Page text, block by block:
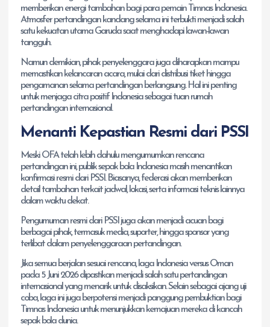
memberikan energi tambahan bagi para pemain Timnas Indonesia.
Atmosfer pertandingan kandang selama ini terbukti menjadi salah
satu kekuatan utama Garuda saat menghadapi lawan-lawan
tangguh.
Namun demikian, pihak penyelenggara juga diharapkan mampu
memastikan kelancaran acara, mulai dari distribusi tiket hingga
pengamanan selama pertandingan berlangsung. Hal ini penting
untuk menjaga citra positif Indonesia sebagai tuan rumah
pertandingan internasional.
Menanti Kepastian Resmi dari PSSI
Meski OFA telah lebih dahulu mengumumkan rencana
pertandingan ini, publik sepak bola Indonesia masih menantikan
konfirmasi resmi dari PSSI. Biasanya, federasi akan memberikan
detail tambahan terkait jadwal, lokasi, serta informasi teknis lainnya
dalam waktu dekat.
Pengumuman resmi dari PSSI juga akan menjadi acuan bagi
berbagai pihak, termasuk media, suporter, hingga sponsor yang
terlibat dalam penyelenggaraan pertandingan.
Jika semua berjalan sesuai rencana, laga Indonesia versus Oman
pada 5 Juni 2026 dipastikan menjadi salah satu pertandingan
internasional yang menarik untuk disaksikan. Selain sebagai ajang uji
coba, laga ini juga berpotensi menjadi panggung pembuktian bagi
Timnas Indonesia untuk menunjukkan kemajuan mereka di kancah
sepak bola dunia.